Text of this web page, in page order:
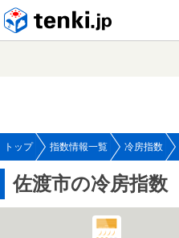
トップ 指数情報一覧 冷房指数
佐渡市の冷房指数